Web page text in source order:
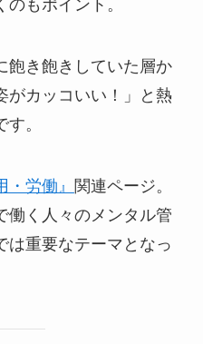
もポイント。
飽き飽きしていた層か
がカッコいい！」と熱
。
・労働』
関連ページ。
働く人々のメンタル管
は重要なテーマとなっ